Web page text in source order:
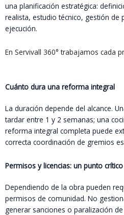
una planificación estratégica:
realista, estudio técnico, gestión de
ejecución.
En Servivall 360° trabajamos cada
Cuánto dura una reforma integral
La duración depende del alcance.
tardar entre 1 y 2 semanas; una
reforma integral completa puede
correcta coordinación de gremios
Permisos y licencias: un punto crítico
Dependiendo de la obra pueden
permisos de comunidad. No
generar sanciones o paralización